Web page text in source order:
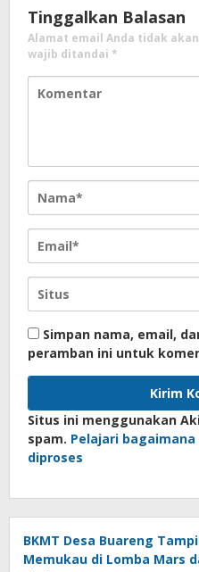
Tinggalkan Balasan
Alamat email Anda tidak
wajib ditandai *
Simpan nama, email,
peramban ini untuk
Situs ini menggunakan
spam. Pelajari
diproses
BKMT Desa Buareng
Memukau di Lomba Mars